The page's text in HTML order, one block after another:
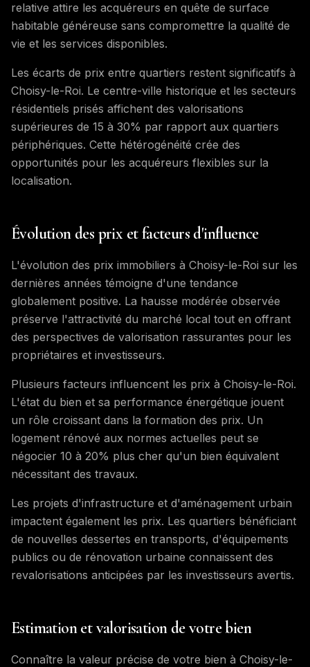
relative attire les acquéreurs en quête de surface
habitable généreuse sans compromettre la qualité de
vie et les services disponibles.
Les écarts de prix entre quartiers restent significatifs à
Choisy-le-Roi. Le centre-ville historique et les secteurs
résidentiels prisés affichent des valorisations
supérieures de 15 à 30% par rapport aux quartiers
périphériques. Cette hétérogénéité crée des
opportunités pour les acquéreurs flexibles sur la
localisation.
Évolution des prix et facteurs d'influence
L'évolution des prix immobiliers à Choisy-le-Roi sur les
dernières années témoigne d'une tendance
globalement positive. La hausse modérée observée
préserve l'attractivité du marché local tout en offrant
des perspectives de valorisation rassurantes pour les
propriétaires et investisseurs.
Plusieurs facteurs influencent les prix à Choisy-le-Roi.
L'état du bien et sa performance énergétique jouent
un rôle croissant dans la formation des prix. Un
logement rénové aux normes actuelles peut se
négocier 10 à 20% plus cher qu'un bien équivalent
nécessitant des travaux.
Les projets d'infrastructure et d'aménagement urbain
impactent également les prix. Les quartiers bénéficiant
de nouvelles dessertes en transports, d'équipements
publics ou de rénovation urbaine connaissent des
revalorisations anticipées par les investisseurs avertis.
Estimation et valorisation de votre bien
Connaître la valeur précise de votre bien à Choisy-le-